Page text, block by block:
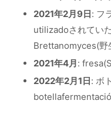
2021年2月9日: フ
utilizadoされてい
Brettanomyces(野
2021年4月:
2022年2月1日: ボ